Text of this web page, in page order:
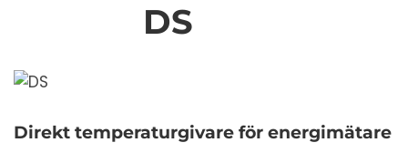
DS
Direkt temperaturgivare för energimätare